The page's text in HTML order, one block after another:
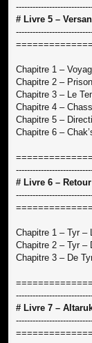
# Livre 5 –
Chapitre 1 –
Chapitre 2 –
Chapitre 3 – Le
Chapitre 4 –
Chapitre 5 –
Chapitre 6 –
# Livre 6 –
Chapitre 1 – Tyr –
Chapitre 2 – Tyr –
Chapitre 3 – De
# Livre 7 –